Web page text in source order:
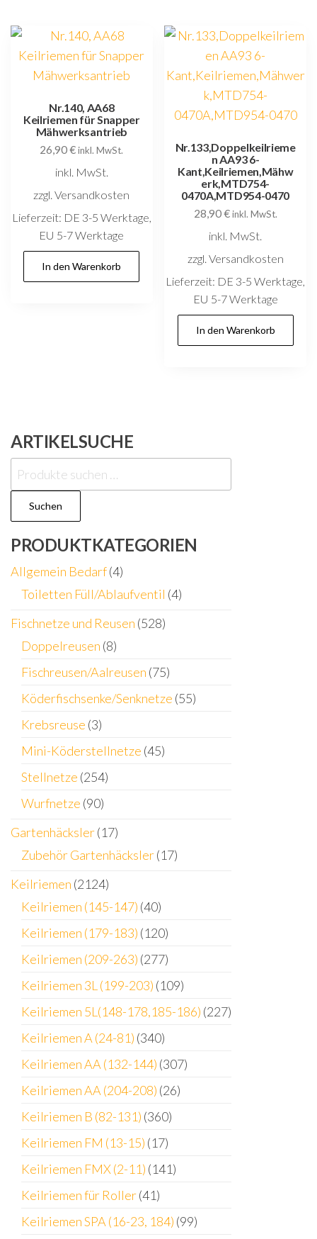
Nr.140, AA68
Keilriemen für Snapper
Mähwerksantrieb
26,90€ inkl. MwSt.
inkl. MwSt.
zzgl. Versandkosten
Lieferzeit: DE 3-5 Werktage,
EU 5-7 Werktage
In den Warenkorb
Nr.133,Doppelkeilrieme
n AA93 6-
Kant,Keilriemen,Mähw
erk,MTD754-
0470A,MTD954-0470
28,90€ inkl. MwSt.
inkl. MwSt.
zzgl. Versandkosten
Lieferzeit: DE 3-5 Werktage,
EU 5-7 Werktage
In den Warenkorb
ARTIKELSUCHE
Suchen
nach:
Suchen
PRODUKTKATEGORIEN
Allgemein Bedarf(4)
Toiletten Füll/Ablaufventil (4)
Fischnetze und Reusen (528)
Doppelreusen (8)
Fischreusen/Aalreusen (75)
Köderfischsenke/Senknetze (55)
Krebsreuse (3)
Mini-Köderstellnetze (45)
Stellnetze (254)
Wurfnetze (90)
Gartenhäcksler(17)
Zubehör Gartenhäcksler(17)
Keilriemen (2124)
Keilriemen (145-147) (40)
Keilriemen (179-183) (120)
Keilriemen (209-263) (277)
Keilriemen 3L (199-203) (109)
Keilriemen 5L(148-178,185-186) (227)
Keilriemen A (24-81) (340)
Keilriemen AA (132-144) (307)
Keilriemen AA (204-208) (26)
Keilriemen B (82-131) (360)
Keilriemen FM (13-15) (17)
Keilriemen FMX (2-11) (141)
Keilriemen für Roller(41)
Keilriemen SPA (16-23, 184) (99)